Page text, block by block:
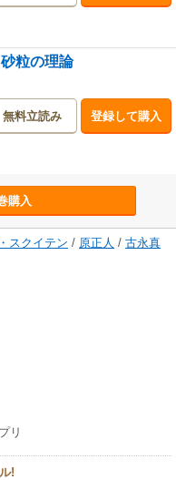
粒の理論
無料立読み 登録して購入
購入
スクイテン / 原正人 / 古永真
リ
!